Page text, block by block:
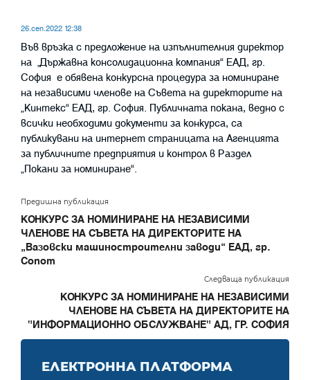
26.сеп.2022 12:38
Във връзка с предложение на изпълнителния директор
на „Държавна консолидационна компания“ ЕАД, гр.
София е обявена конкурсна процедура за номиниране
на независими членове на Съвета на директорите на
„Кинтекс“ ЕАД, гр. София. Публичната покана, ведно с
всички необходими документи за конкурса, са
публикувани на интернет страницата на Агенцията
за публичните предприятия и контрол в Раздел
„Пoкани за номиниране“.
Предишна публикация
КОНКУРС ЗА НОМИНИРАНЕ НА НЕЗАВИСИМИ
ЧЛЕНОВЕ НА СЪВЕТА НА ДИРЕКТОРИТЕ НА
„Вазовски машиностроителни заводи“ ЕАД, гр.
Сопот
Следваща публикация
КОНКУРС ЗА НОМИНИРАНЕ НА НЕЗАВИСИМИ
ЧЛЕНОВЕ НА СЪВЕТА НА ДИРЕКТОРИТЕ НА
"ИНФОРМАЦИОННО ОБСЛУЖВАНЕ" АД, ГР. СОФИЯ
ЕЛЕКТРОННА ПЛАТФОРМА